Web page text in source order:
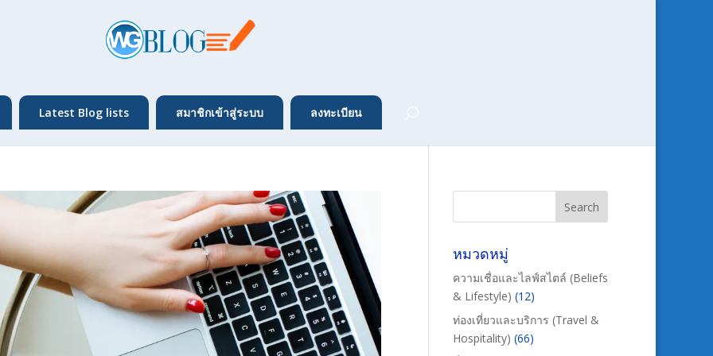
Latest Blog lists สมาชิกเข้าสู่ระบบ ลงทะเบียน
หมวดหมู่
ความเชื่อและไลฟ์สไตล์ (Beliefs
& Lifestyle) (12)
ท่องเที่ยวและบริการ (Travel &
Hospitality) (66)